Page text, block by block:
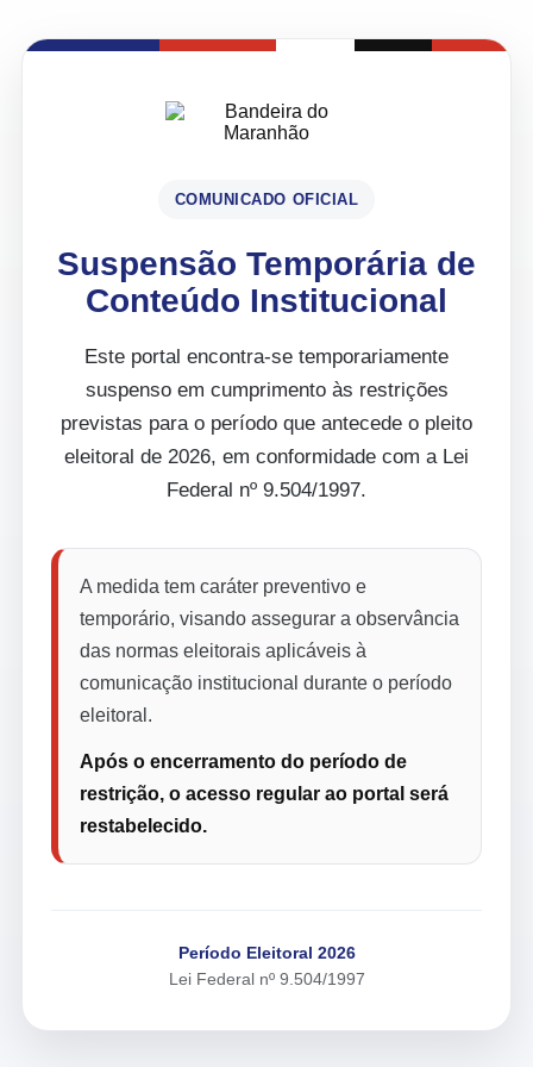
COMUNICADO OFICIAL
Suspensão Temporária de
Conteúdo Institucional
Este portal encontra-se temporariamente
suspenso em cumprimento às restrições
previstas para o período que antecede o pleito
eleitoral de 2026, em conformidade com a Lei
Federal nº 9.504/1997.
A medida tem caráter preventivo e
temporário, visando assegurar a observância
das normas eleitorais aplicáveis à
comunicação institucional durante o período
eleitoral.
Após o encerramento do período de
restrição, o acesso regular ao portal será
restabelecido.
Período Eleitoral 2026
Lei Federal nº 9.504/1997